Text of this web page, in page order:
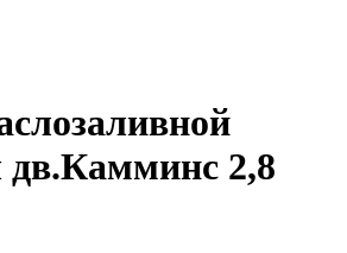
дв.Камминс 2,8